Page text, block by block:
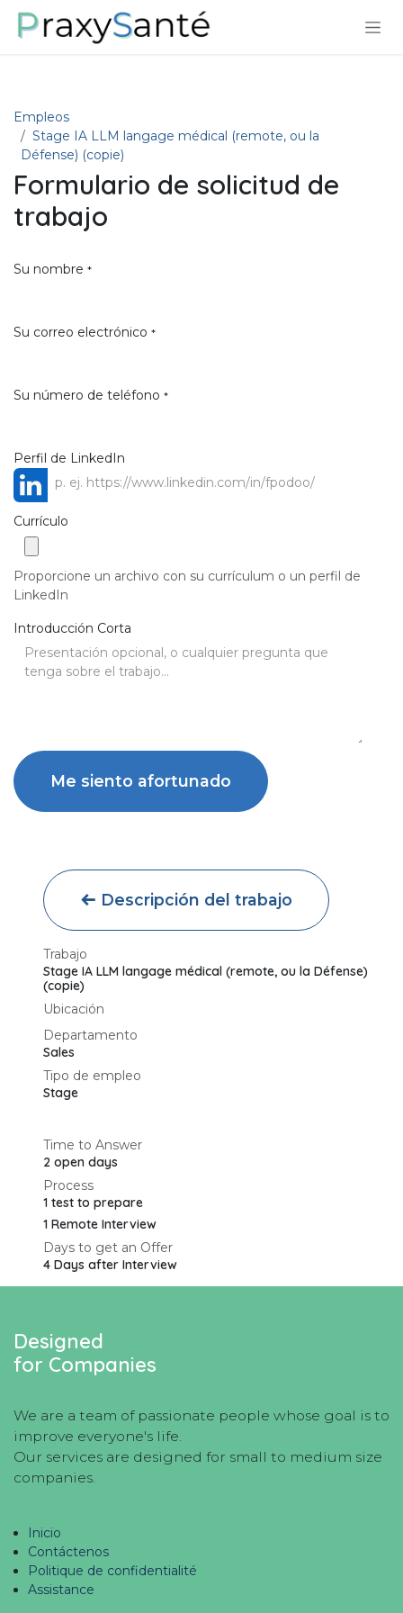
Ir al contenido
Empleos
Stage IA LLM langage médical (remote, ou la
Défense) (copie)
Formulario de solicitud de
trabajo
Su nombre *
Su correo electrónico *
Su número de teléfono *
Perfil de LinkedIn
Currículo
Proporcione un archivo con su currículum o un perfil de
LinkedIn
Introducción Corta
Me siento afortunado
Descripción del trabajo
Trabajo
Stage IA LLM langage médical (remote, ou la Défense)
(copie)
Ubicación
Departamento
Sales
Tipo de empleo
Stage
Time to Answer
2 open days
Process
1 test to prepare
1 Remote Interview
Days to get an Offer
4 Days after Interview
Designed
for Companies
We are a team of passionate people whose goal is to
improve everyone's life.
Our services are designed for small to medium size
companies.
Inicio
Contáctenos
Politique de confidentialité
Assistance